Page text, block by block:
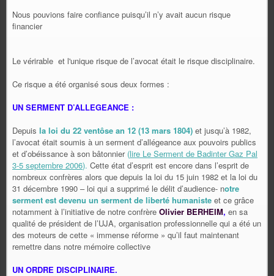
Nous pouvions faire confiance puisqu’il n’y avait aucun risque
financier
Le vérirable et l'unique risque de l’avocat était le risque disciplinaire.
Ce risque a été organisé sous deux formes :
UN SERMENT D’ALLEGEANCE :
Depuis la loi du 22 ventôse an 12 (13 mars 1804) et jusqu’à 1982,
l’avocat était soumis à un serment d’allégeance aux pouvoirs publics
et d’obéissance à son bâtonnier (lire Le Serment de Badinter Gaz Pal
3-5 septembre 2006). Cette état d’esprit est encore dans l’esprit de
nombreux confrères alors que depuis la loi du 15 juin 1982 et la loi du
31 décembre 1990 – loi qui a supprimé le délit d’audience- notre
serment est devenu un serment de liberté humaniste et ce grâce
notamment à l’initiative de notre confrère Olivier BERHEIM, en sa
qualité de président de l’UJA, organisation professionnelle qui a été un
des moteurs de cette « immense réforme » qu’il faut maintenant
remettre dans notre mémoire collective
UN ORDRE DISCIPLINAIRE.